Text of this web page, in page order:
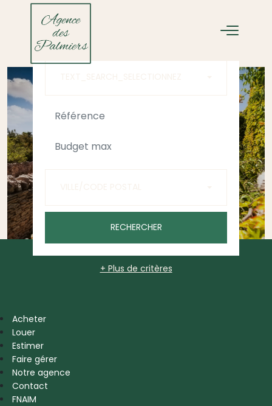
ACHETER
RECHERCHER
+ Plus de critères
Acheter
Louer
Estimer
Faire gérer
Notre agence
Contact
FNAIM